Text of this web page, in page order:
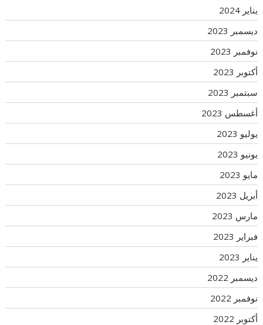
يناير 2024
ديسمبر 2023
نوفمبر 2023
أكتوبر 2023
سبتمبر 2023
أغسطس 2023
يوليو 2023
يونيو 2023
مايو 2023
أبريل 2023
مارس 2023
فبراير 2023
يناير 2023
ديسمبر 2022
نوفمبر 2022
أكتوبر 2022